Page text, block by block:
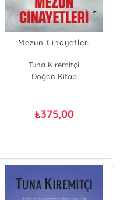
Mezun Cinayetleri
Tuna Kiremitçi
Doğan Kitap
₺375,00